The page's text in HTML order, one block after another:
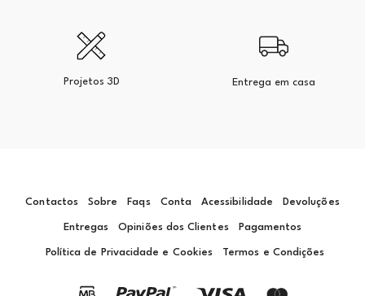
Projetos 3D Entrega em casa
Contactos Sobre Faqs Conta Acessibilidade Devoluções
Entregas Opiniões dos Clientes Pagamentos
Política de Privacidade e Cookies Termos e Condições